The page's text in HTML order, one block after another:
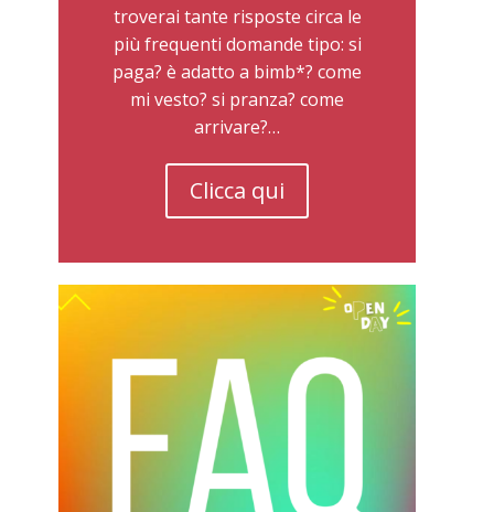
troverai tante risposte circa le
più frequenti domande tipo: si
paga? è adatto a bimb*? come
mi vesto? si pranza? come
arrivare?…
Clicca qui